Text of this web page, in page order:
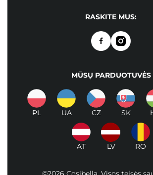
RASKITE MUS:
MŪSŲ PARDUOTUVĖS
PL UA CZ SK
AT LV RO